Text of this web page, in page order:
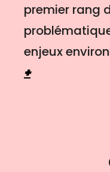
premier rang
enjeux
+